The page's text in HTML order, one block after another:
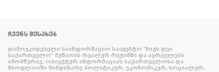
ᲩᲕᲔᲜᲡ ᲨᲔᲡᲐᲮᲔᲑ
დამოუკიდებელი საინფორმაციო სააგენტო “ნიუს დეი
საქართველო” მუშაობს რეალურ რეჟიმში და ავრცელებს
ამომწურავ, ობიექტურ ინფორმაციას საქართველოსა და
მსოფლიოში მიმდინარე პოლიტიკურ, ეკონომიკურ, სოციალურ,